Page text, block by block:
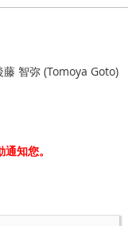
智弥 (Tomoya Goto)
知您。